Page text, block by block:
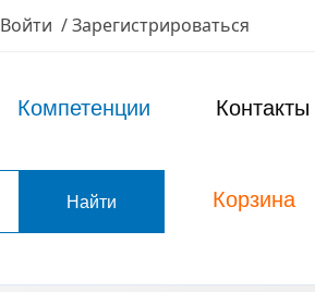
Войти /Зарегистрироваться
Компетенции Контакты
Корзина